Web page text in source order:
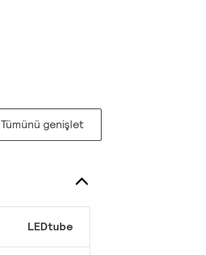
Tümünü genişlet
LEDtube